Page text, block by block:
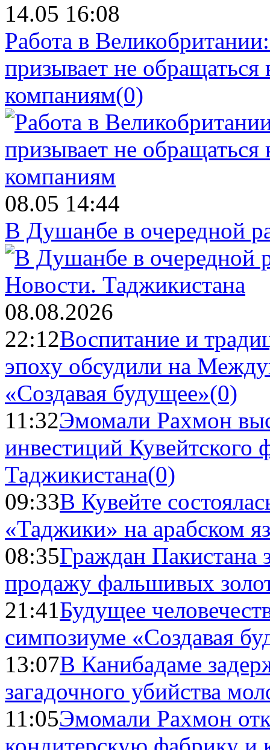
14.05 16:08
Работа в
призывает не
компаниям(0)
08.05 14:44
В Душанбе в очередной
Новости. Таджикистана
08.08.2026
22:12Воспитание и
эпоху обсудили на
«Создавая будущее»(0)
11:32Эмомали Рахмон
инвестиций Кувейтского
Таджикистана(0)
09:33В Кувейте
«Таджики» на арабском
08:35Граждан Пакистана
продажу фальшивых
21:41Будущее
симпозиуме «Создавая
13:07В Канибадаме
загадочного убийства
11:05Эмомали Рахмон